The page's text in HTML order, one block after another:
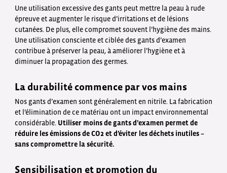
Une utilisation excessive des gants peut mettre la peau à rude
épreuve et augmenter le risque d’irritations et de lésions
cutanées. De plus, elle compromet souvent l’hygiène des mains.
Une utilisation consciente et ciblée des gants d’examen
contribue à préserver la peau, à améliorer l’hygiène et à
diminuer la propagation des germes.
La durabilité commence par vos mains
Nos gants d’examen sont généralement en nitrile. La fabrication
et l’élimination de ce matériau ont un impact environnemental
considérable. Utiliser moins de gants d’examen permet de
réduire les émissions de CO2 et d’éviter les déchets inutiles –
sans compromettre la sécurité.
Sensibilisation et promotion du